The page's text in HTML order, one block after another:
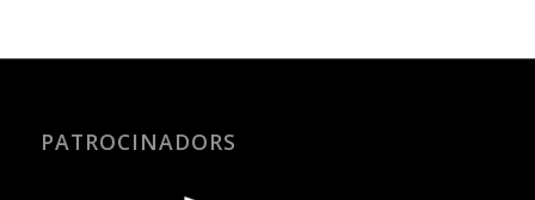
PATROCINADORS